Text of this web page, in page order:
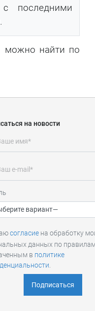
с последними
можно найти по
на новости
согласие на обработку
данных по
в политике